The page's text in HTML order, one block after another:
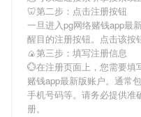
🦷第二步：点击注册按钮
一旦进入pg网络赌钱app最
醒目的注册按钮。点击该按
🍙第三步：填写注册信息
💮在注册页面上，您需要填
赌钱app最新版账户。通常
手机号码等。请务必提供准
册。